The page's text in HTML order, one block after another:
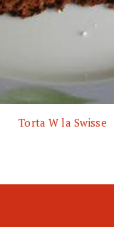
Torta W la Swisse